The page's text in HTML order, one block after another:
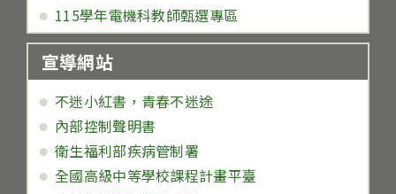
115學年電機科教師甄選專區
宣導網站
不迷小紅書，青春不迷途
內部控制聲明書
衛生福利部疾病管制署
全國高級中等學校課程計畫平臺